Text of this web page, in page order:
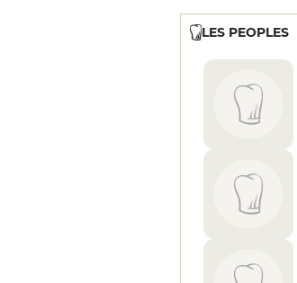
LES PEOPLES